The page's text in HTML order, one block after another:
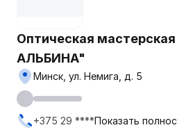
Оптическая
АЛЬБИНА"
Минск, ул. Немига, д. 5
+375 29 ****Показать